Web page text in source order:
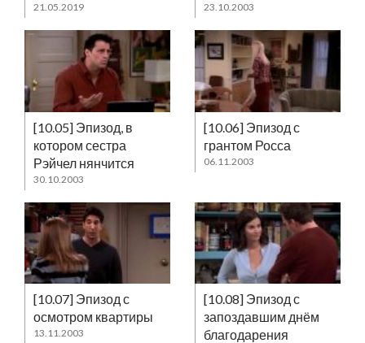
21.05.2019 23.10.2003
[10.05] Эпизод, в
котором сестра
Рэйчел нянчится
30.10.2003
[10.06] Эпизод с
грантом Росса
06.11.2003
[10.07] Эпизод с
осмотром квартиры
13.11.2003
[10.08] Эпизод с
запоздавшим днём
благодарения